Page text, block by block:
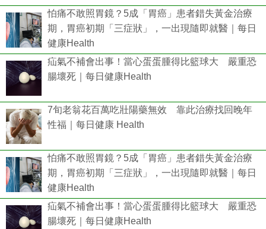
怕痛不敢照胃鏡？5成「胃癌」患者錯失黃金治療
期，胃癌初期「三症狀」，一出現隨即就醫｜每日
健康Health
疝氣不補會出事！當心蛋蛋腫得比籃球大 嚴重恐
腸壞死｜每日健康Health
7旬老翁花百萬吃壯陽藥無效 靠此治療找回晚年
性福｜每日健康 Health
怕痛不敢照胃鏡？5成「胃癌」患者錯失黃金治療
期，胃癌初期「三症狀」，一出現隨即就醫｜每日
健康Health
疝氣不補會出事！當心蛋蛋腫得比籃球大 嚴重恐
腸壞死｜每日健康Health